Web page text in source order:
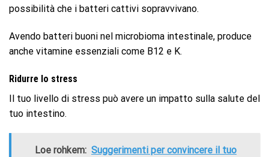
possibilità che i batteri cattivi sopravvivano.
Avendo batteri buoni nel microbioma intestinale, produce
anche vitamine essenziali come B12 e K.
Ridurre lo stress
Il tuo livello di stress può avere un impatto sulla salute del
tuo intestino.
Loe rohkem: Suggerimenti per convincere il tuo